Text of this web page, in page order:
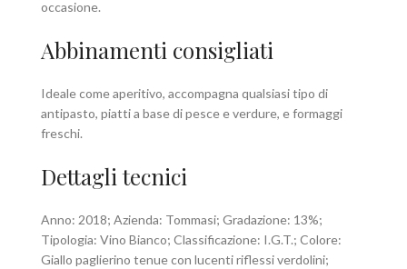
occasione.
Abbinamenti consigliati
Ideale come aperitivo, accompagna qualsiasi tipo di
antipasto, piatti a base di pesce e verdure, e formaggi
freschi.
Dettagli tecnici
Anno: 2018; Azienda: Tommasi; Gradazione: 13%;
Tipologia: Vino Bianco; Classificazione: I.G.T.; Colore:
Giallo paglierino tenue con lucenti riflessi verdolini;